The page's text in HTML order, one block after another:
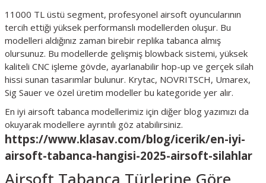
11000 TL üstü segment, profesyonel airsoft oyuncularının
tercih ettiği yüksek performanslı modellerden oluşur. Bu
modelleri aldığınız zaman birebir replika tabanca almış
olursunuz. Bu modellerde gelişmiş blowback sistemi, yüksek
kaliteli CNC işleme gövde, ayarlanabilir hop-up ve gerçek silah
hissi sunan tasarımlar bulunur. Krytac, NOVRITSCH, Umarex,
Sig Sauer ve özel üretim modeller bu kategoride yer alır.
En iyi airsoft tabanca modellerimiz için diğer blog yazımızı da
okuyarak modellere ayrıntılı göz atabilirsiniz.
https://www.klasav.com/blog/icerik/en-iyi-
airsoft-tabanca-hangisi-2025-airsoft-silahlar